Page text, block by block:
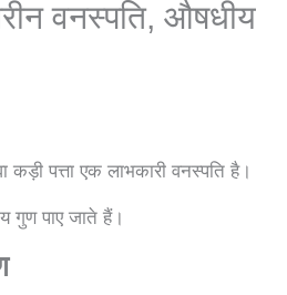
वनस्पति, औषधीय
पत्ता एक लाभकारी वनस्पति है।
गुण पाए जाते हैं।